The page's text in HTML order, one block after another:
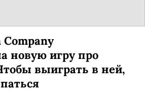
Company
новую игру про
выиграть в ней,